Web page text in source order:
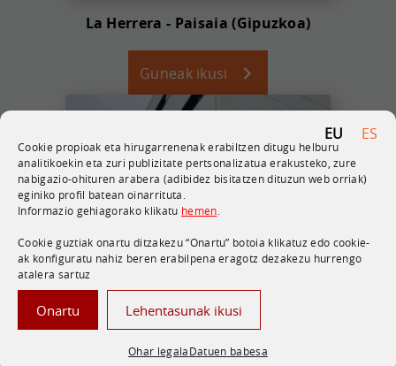
EU ES
Cookie propioak eta hirugarrenenak erabiltzen ditugu helburu
analitikoekin eta zuri publizitate pertsonalizatua erakusteko, zure
nabigazio-ohituren arabera (adibidez bisitatzen dituzun web orriak)
eginiko profil batean oinarrituta.
Informazio gehiagorako klikatu hemen
Cookie guztiak onartu ditzakezu “Onartu” botoia klikatuz edo cookie-
ak konfiguratu nahiz beren erabilpena eragotz dezakezu hurrengo
atalera sartuz
Onartu Lehentasunak ikusi
Ohar legalaDatuen babesa
La Herrera - Paisaia (Gipuzkoa)
Guneak ikusi